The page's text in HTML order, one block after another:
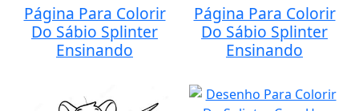
Página Para Colorir
Do Sábio Splinter
Ensinando
Página Para Colorir
Do Sábio Splinter
Ensinando